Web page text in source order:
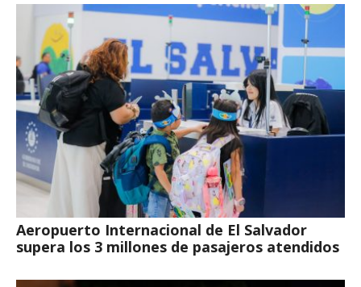
Aeropuerto Internacional de El Salvador
supera los 3 millones de pasajeros atendidos